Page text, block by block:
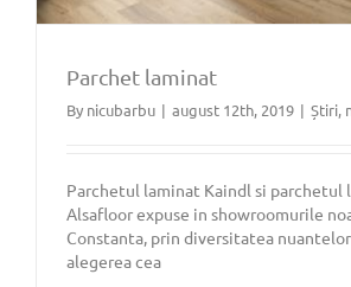
Parchet laminat
By nicubarbu | august 12th, 2019 | Știri,
Parchetul laminat Kaindl si parchetul
Alsafloor expuse in showroomurile
Constanta, prin diversitatea
alegerea cea